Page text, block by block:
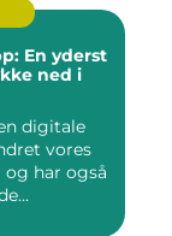
En yderst
ned i
vores
og har også